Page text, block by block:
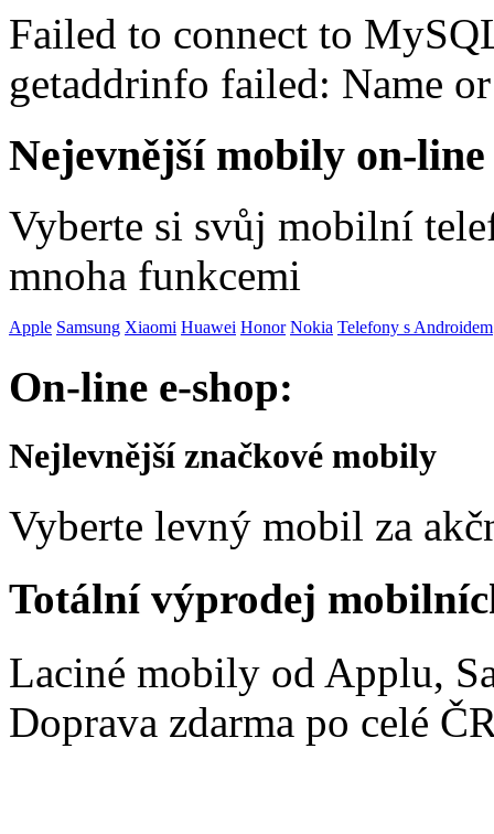
Failed to connect to
getaddrinfo failed: Name
Nejevnější mobily on-
Vyberte si svůj mobilní
mnoha funkcemi
Apple Samsung Xiaomi Huawei Honor Nokia Telefony s Androidem
On-line e-shop:
Nejlevnější značkové mobily
Vyberte levný mobil za
Totální výprodej
Laciné mobily od Applu,
Doprava zdarma po celé